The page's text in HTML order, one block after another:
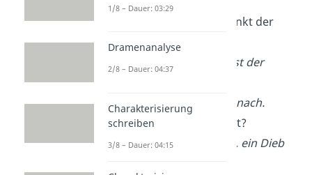
Was ist der Höhepunkt der
Geschichte?
→ Der Höhepunkt ist der
Verfolgungsjagd danach.
Wer ist alles beteiligt?
→Eine ältere Dame, ein Dieb
1/8 – Dauer: 03:29
Dramenanalyse
2/8 – Dauer: 04:37
Charakterisierung
schreiben
3/8 – Dauer: 04:15